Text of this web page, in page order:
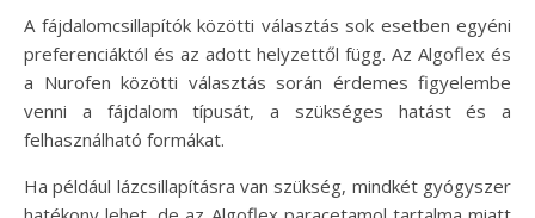
A fájdalomcsillapítók közötti választás sok esetben egyéni
preferenciáktól és az adott helyzettől függ. Az Algoflex és
a Nurofen közötti választás során érdemes figyelembe
venni a fájdalom típusát, a szükséges hatást és a
felhasználható formákat.
Ha például lázcsillapításra van szükség, mindkét gyógyszer